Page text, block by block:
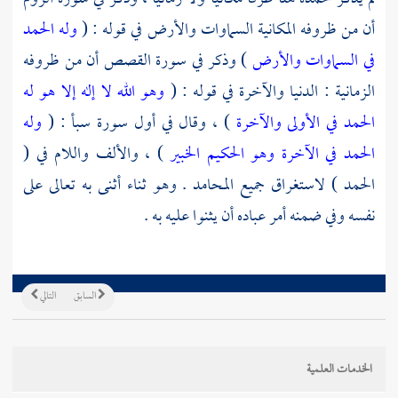
أن من ظروفه المكانية السماوات والأرض في قوله : (وله الحمد
في السماوات والأرض) وذكر في سورة القصص أن من ظروفه
الزمانية : الدنيا والآخرة في قوله : ( وهو الله لا إله إلا هو له
الحمد في الأولى والآخرة) ، وقال في أول سورة سبأ : ( وله
الحمد في الآخرة وهو الحكيم الخبير) ، والألف واللام في (
الحمد ) لاستغراق جميع المحامد . وهو ثناء أثنى به تعالى على
نفسه وفي ضمنه أمر عباده أن يثنوا عليه به .
التالي السابق
الخدمات العلمية